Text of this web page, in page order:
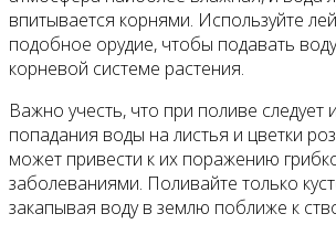
впитывается корнями. Используйте
подобное орудие, чтобы подавать
корневой системе растения.
Важно учесть, что при поливе следует
попадания воды на листья и цветки
может привести к их поражению
заболеваниями. Поливайте только
закапывая воду в землю поближе к